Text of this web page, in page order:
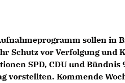
sollen in
Schutz vor Verfolgung und
SPD, CDU und Bündnis
vorstellten. Kommende